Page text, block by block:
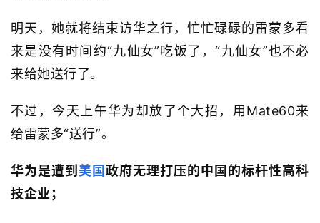
明天，她就将结束访华之行，忙忙碌碌的雷蒙多看
来是没有时间约“九仙女”吃饭了，“九仙女”也不必
来给她送行了。
不过，今天上午华为却放了个大招，用Mate60来
给雷蒙多“送行”。
华为是遭到美国政府无理打压的中国的标杆性高科
技企业；